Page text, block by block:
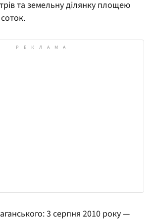
та земельну ділянку площею
3 серпня 2010 року —